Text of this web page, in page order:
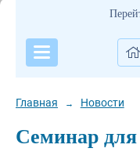
Главная → Новости
Семинар